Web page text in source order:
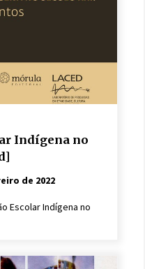
Indígena no
de 2022
Escolar Indígena no